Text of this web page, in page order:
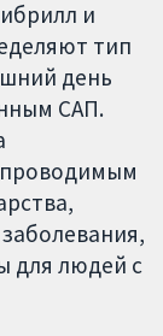
и
тип
день
САП.
для людей с